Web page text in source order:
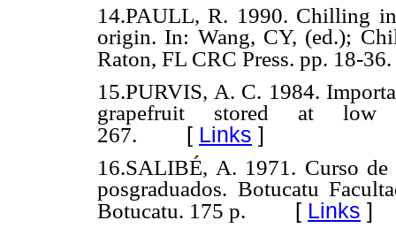
14.PAULL, R. 1990. Chilling
origin. In: Wang, CY, (ed.);
Raton, FL CRC Press. pp. 18-36.
15.PURVIS, A. C. 1984.
grapefruit stored at low
267. [ Links ]
16.SALIBÉ, A. 1971. Curso
posgraduados. Botucatu
Botucatu. 175 p. [ Links ]